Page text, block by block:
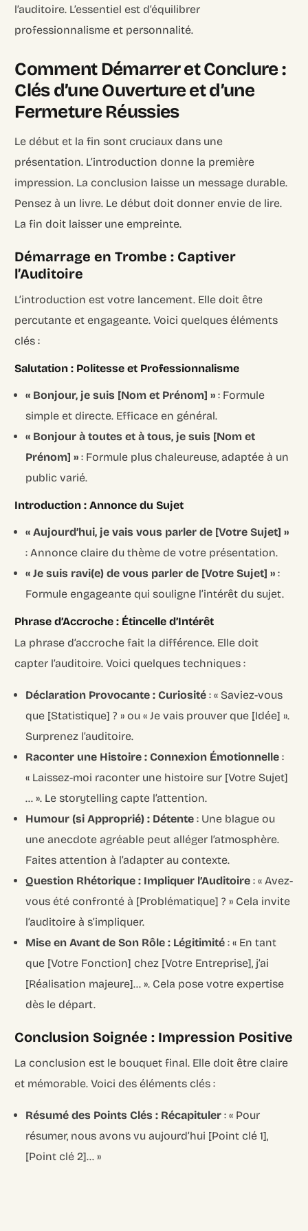
l’auditoire. L’essentiel est d’équilibrer
professionnalisme et personnalité.
Comment Démarrer et Conclure :
Clés d’une Ouverture et d’une
Fermeture Réussies
Le début et la fin sont cruciaux dans une
présentation. L’introduction donne la première
impression. La conclusion laisse un message durable.
Pensez à un livre. Le début doit donner envie de lire.
La fin doit laisser une empreinte.
Démarrage en Trombe : Captiver
l’Auditoire
L’introduction est votre lancement. Elle doit être
percutante et engageante. Voici quelques éléments
clés :
Salutation : Politesse et Professionnalisme
« Bonjour, je suis [Nom et Prénom] » : Formule
simple et directe. Efficace en général.
« Bonjour à toutes et à tous, je suis [Nom et
Prénom] » : Formule plus chaleureuse, adaptée à un
public varié.
Introduction : Annonce du Sujet
« Aujourd’hui, je vais vous parler de [Votre Sujet] »
: Annonce claire du thème de votre présentation.
« Je suis ravi(e) de vous parler de [Votre Sujet] » :
Formule engageante qui souligne l’intérêt du sujet.
Phrase d’Accroche : Étincelle d’Intérêt
La phrase d’accroche fait la différence. Elle doit
capter l’auditoire. Voici quelques techniques :
Déclaration Provocante : Curiosité : « Saviez-vous
que [Statistique] ? » ou « Je vais prouver que [Idée] ».
Surprenez l’auditoire.
Raconter une Histoire : Connexion Émotionnelle :
« Laissez-moi raconter une histoire sur [Votre Sujet]
… ». Le storytelling capte l’attention.
Humour (si Approprié) : Détente : Une blague ou
une anecdote agréable peut alléger l’atmosphère.
Faites attention à l’adapter au contexte.
Question Rhétorique : Impliquer l’Auditoire : « Avez-
vous été confronté à [Problématique] ? » Cela invite
l’auditoire à s’impliquer.
Mise en Avant de Son Rôle : Légitimité : « En tant
que [Votre Fonction] chez [Votre Entreprise], j’ai
[Réalisation majeure]… ». Cela pose votre expertise
dès le départ.
Conclusion Soignée : Impression Positive
La conclusion est le bouquet final. Elle doit être claire
et mémorable. Voici des éléments clés :
Résumé des Points Clés : Récapituler : « Pour
résumer, nous avons vu aujourd’hui [Point clé 1],
[Point clé 2]… »